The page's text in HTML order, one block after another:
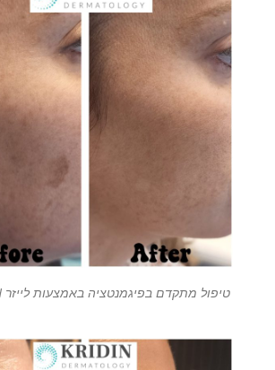
טיפול מתקדם בפיגמנטציה באמצעות לייזר q-switched